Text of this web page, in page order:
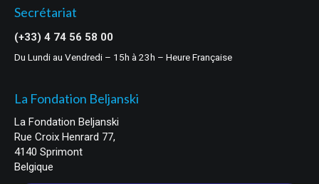
Secrétariat
(+33) 4 74 56 58 00
Du Lundi au Vendredi – 15h à 23h – Heure Française
La Fondation Beljanski
La Fondation Beljanski
Rue Croix Henrard 77,
4140 Sprimont
Belgique